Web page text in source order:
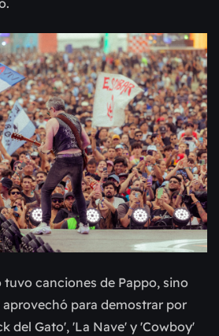
tuvo canciones de Pappo, sino
para demostrar por
del Gato', 'La Nave' y 'Cowboy'